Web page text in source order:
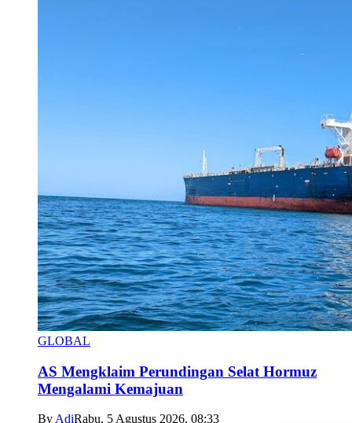
GLOBAL
AS Mengklaim Perundingan Selat Hormuz
Mengalami Kemajuan
By AdiRabu, 5 Agustus 2026, 08:33